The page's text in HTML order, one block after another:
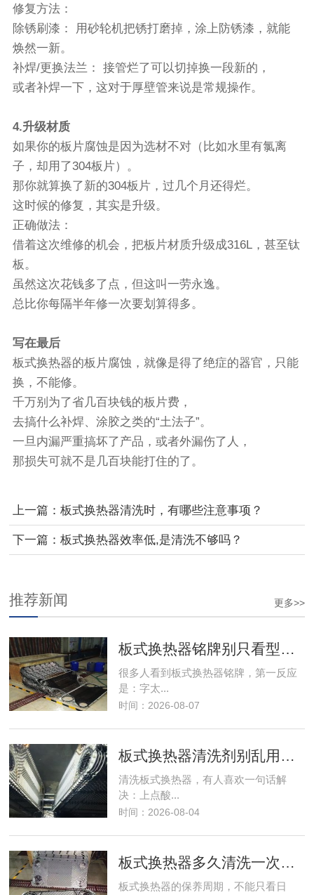
修复方法：
除锈刷漆： 用砂轮机把锈打磨掉，涂上防锈漆，就能
焕然一新。
补焊/更换法兰： 接管烂了可以切掉换一段新的，
或者补焊一下，这对于厚壁管来说是常规操作。
4.升级材质
如果你的板片腐蚀是因为选材不对（比如水里有氯离
子，却用了304板片）。
那你就算换了新的304板片，过几个月还得烂。
这时候的修复，其实是升级。
正确做法：
借着这次维修的机会，把板片材质升级成316L，甚至钛
板。
虽然这次花钱多了点，但这叫一劳永逸。
总比你每隔半年修一次要划算得多。
写在最后
板式换热器的板片腐蚀，就像是得了绝症的器官，只能
换，不能修。
千万别为了省几百块钱的板片费，
去搞什么补焊、涂胶之类的“土法子”。
一旦内漏严重搞坏了产品，或者外漏伤了人，
那损失可就不是几百块能打住的了。
上一篇： 板式换热器清洗时，有哪些注意事项？
下一篇： 板式换热器效率低,是清洗不够吗？
更多>>
推荐新闻
板式换热器铭牌别只看型号，上面藏着很
很多人看到板式换热器铭牌，第一反应
是：字太...
时间：2026-08-07
板式换热器清洗剂别乱用，选错可能伤板
清洗板式换热器，有人喜欢一句话解
决：上点酸...
时间：2026-08-04
板式换热器多久清洗一次？别再只靠感觉
板式换热器的保养周期，不能只看日